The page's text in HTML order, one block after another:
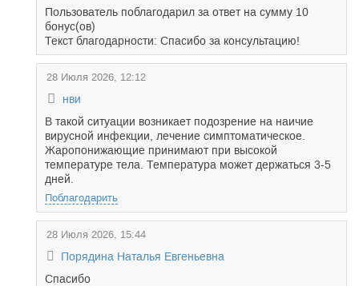
Пользователь поблагодарил за ответ на сумму 10
бонус(ов)
Текст благодарности: Спасибо за консультацию!
28 Июля 2026, 12:12
нви
В такой ситуации возникает подозрение на наичие
вирусной инфекции, лечение симптоматическое.
Жаропонижающие принимают при высокой
температуре тела. Температура может держаться 3-5
дней.
Поблагодарить
28 Июля 2026, 15:44
Порядина Наталья Евгеньевна
Спасибо